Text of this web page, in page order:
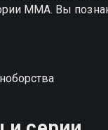
MMA. Вы
услышите их